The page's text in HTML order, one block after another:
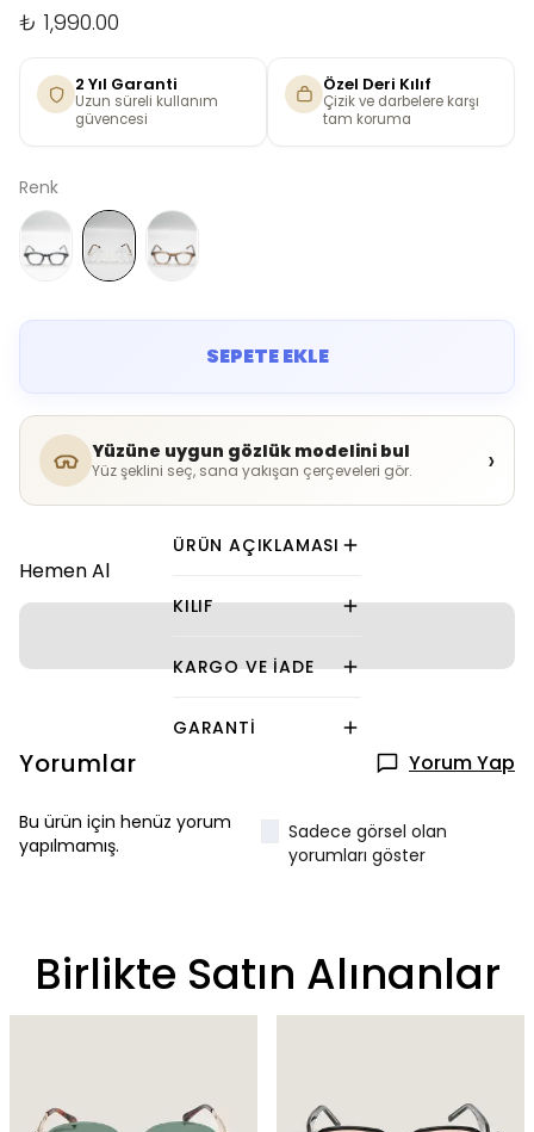
₺ 1,990.00
2 Yıl Garanti
Uzun süreli kullanım
güvencesi
Özel Deri Kılıf
Çizik ve darbelere karşı
tam koruma
Renk
SEPETE EKLE
Yüzüne uygun gözlük modelini bul
Yüz şeklini seç, sana yakışan çerçeveleri gör. ›
Hemen Al
ÜRÜN AÇIKLAMASI
KILIF
KARGO VE İADE
GARANTI
Yorumlar Yorum Yap
Bu ürün için henüz yorum
yapılmamış.
Sadece görsel olan
yorumları göster
Birlikte Satın Alınanlar